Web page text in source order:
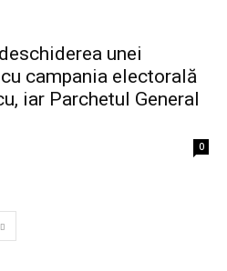
unei
campania electorală
iar Parchetul General
0